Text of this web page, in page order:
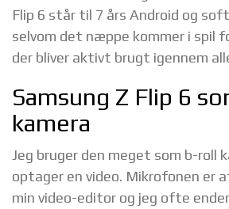
Flip 6 står til 7 års Android og
selvom det næppe kommer i spil
der bliver aktivt brugt igennem
Samsung Z Flip 6
kamera
Jeg bruger den meget som b-roll
optager en video. Mikrofonen er
min video-editor og jeg ofte